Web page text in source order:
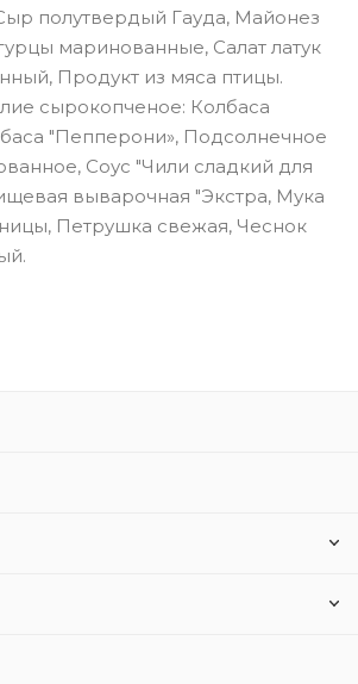
полутвердый Гауда, Майонез
маринованные, Салат латук
Продукт из мяса птицы.
сырокопченое: Колбаса
"Пепперони», Подсолнечное
Соус "Чили сладкий для
выварочная "Экстра, Мука
Петрушка свежая, Чеснок